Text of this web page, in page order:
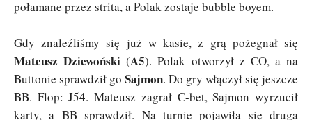
połamane przez strita, a Polak zostaje bubble boyem.
Gdy znaleźliśmy się już w kasie, z grą pożegnał się
Mateusz Dziewoński(A5). Polak otworzył z CO, a na
Buttonie sprawdził go Sajmon. Do gry włączył się jeszcze
BB. Flop: J54. Mateusz zagrał C-bet, Sajmon wyrzucił
karty, a BB sprawdził. Na turnie pojawiła się druga